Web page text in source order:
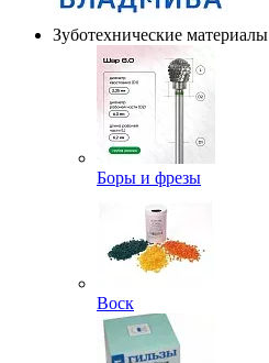
Зуботехнические материалы
Боры и фрезы
Воск